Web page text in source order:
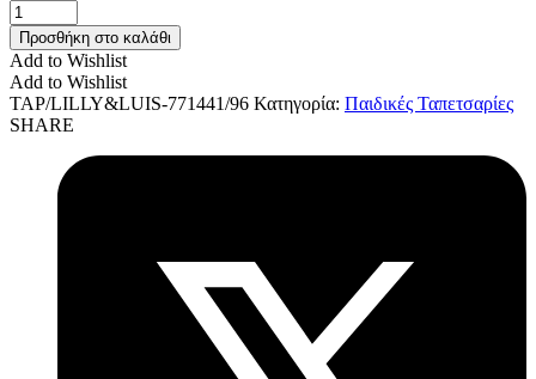
Προσθήκη στο καλάθι
Add to Wishlist
Add to Wishlist
TAP/LILLY&LUIS-771441/96 Κατηγορία: Παιδικές Ταπετσαρίες
SHARE